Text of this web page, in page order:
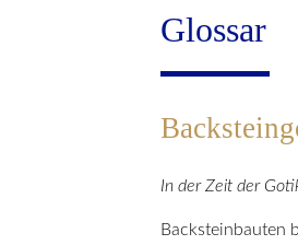
Glossar
In der Zeit der
Backsteinbauten